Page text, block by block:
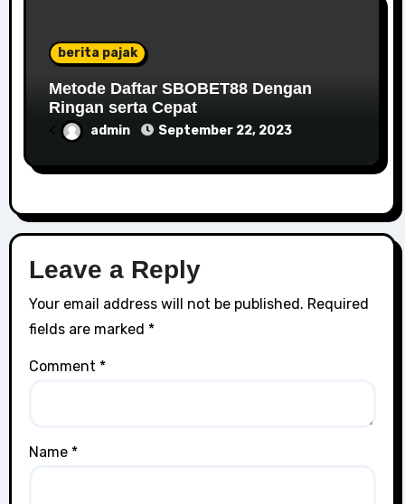
berita pajak
Metode Daftar SBOBET88 Dengan
Ringan serta Cepat
< admin September 22, 2023
Leave a Reply
Your email address will not be published. Required
fields are marked *
Comment *
Name *